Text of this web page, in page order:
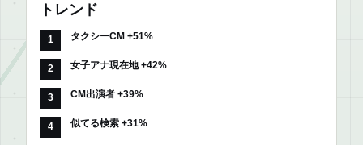
トレンド
タクシーCM +51%
女子アナ現在地 +42%
CM出演者 +39%
似てる検索 +31%